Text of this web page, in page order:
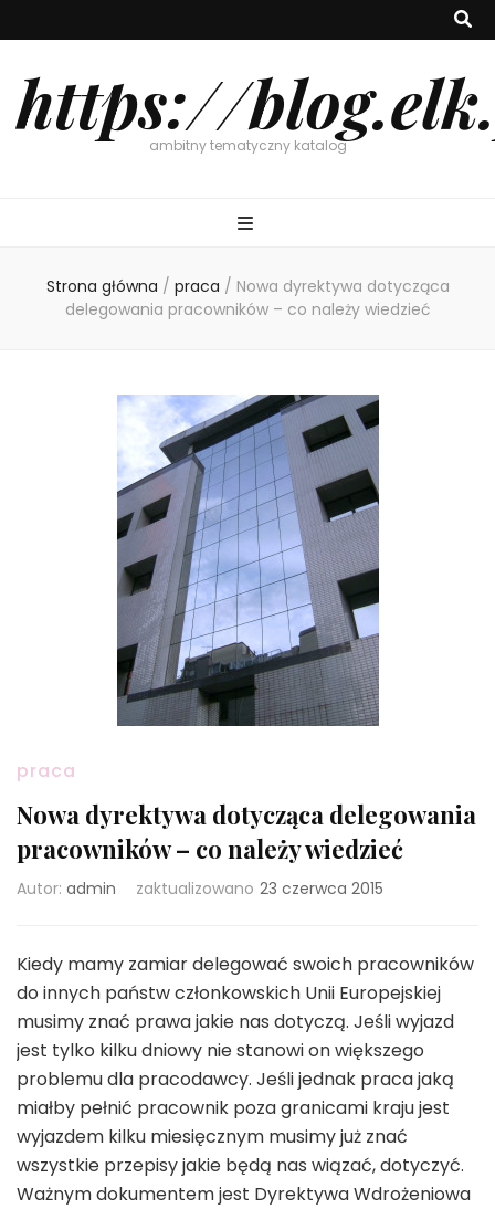
https://ambitny tematyczny katalog
Strona główna / praca / Nowa dyrektywa dotycząca
delegowania pracowników – co należy wiedzieć
praca
Nowa dyrektywa dotycząca delegowania
pracowników – co należy wiedzieć
Autor: admin zaktualizowano 23 czerwca 2015
Kiedy mamy zamiar delegować swoich pracowników
do innych państw członkowskich Unii Europejskiej
musimy znać prawa jakie nas dotyczą. Jeśli wyjazd
jest tylko kilku dniowy nie stanowi on większego
problemu dla pracodawcy. Jeśli jednak praca jaką
miałby pełnić pracownik poza granicami kraju jest
wyjazdem kilku miesięcznym musimy już znać
wszystkie przepisy jakie będą nas wiązać, dotyczyć.
Ważnym dokumentem jest Dyrektywa Wdrożeniowa